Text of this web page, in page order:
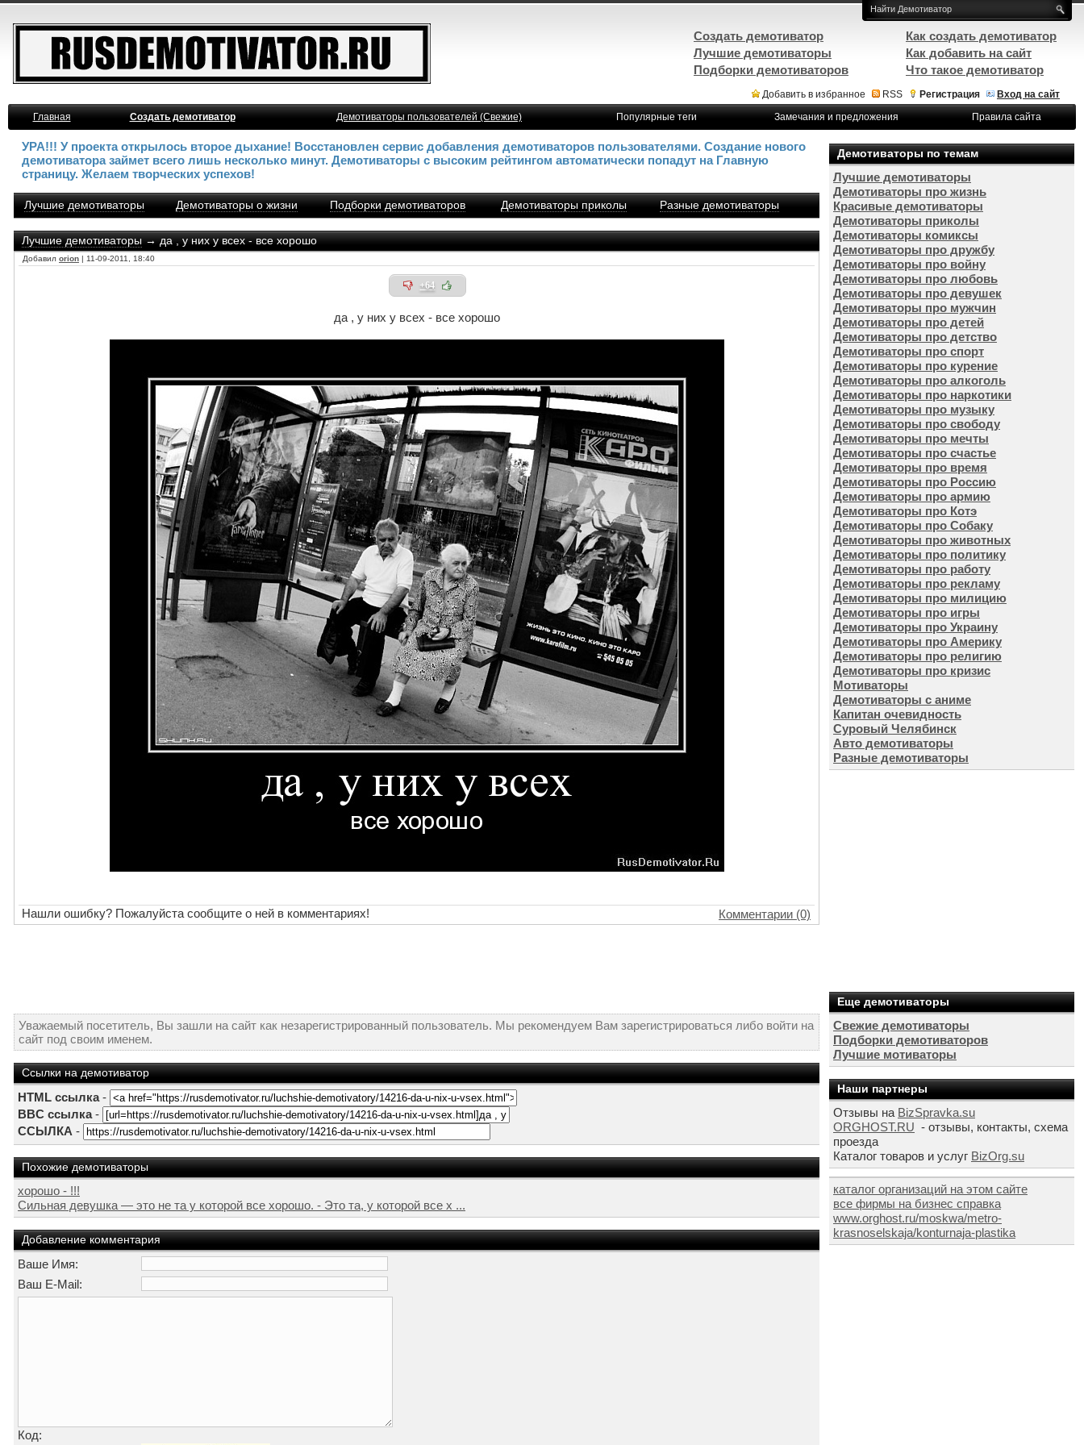
Добавить в избранное RSS Регистрация
Вход на сайт
Главная
Создать демотиватор Демотиваторы пользователей (Свежие) Популярные теги Замечания и предложения Правила сайта
УРА!!! У проекта открылось второе дыхание! Восстановлен сервис добавления демотиваторов пользователями. Создание нового
демотиватора займет всего лишь несколько минут. Демотиваторы с высоким рейтингом автоматически попадут на Главную
страницу. Желаем творческих успехов!
Лучшие демотиваторы Демотиваторы о жизни Подборки демотиваторов Демотиваторы приколы Разные демотиваторы
Лучшие демотиваторы→ да , у них у всех - все хорошо
Добавил orion | 11-09-2011, 18:40
+64
да , у них у всех - все хорошо
Нашли ошибку? Пожалуйста сообщите о ней в комментариях! Комментарии (0)
Уважаемый посетитель, Вы зашли на сайт как незарегистрированный пользователь. Мы рекомендуем Вам зарегистрироваться либо войти на
сайт под своим именем.
Ссылки на демотиватор
HTML ссылка-
BBC ссылка-
ССЫЛКА -
Похожие демотиваторы
хорошо - !!!
Сильная девушка — это не та у которой все хорошо. - Это та, у которой все х ...
Добавление комментария
Ваше Имя:
Ваш E-Mail:
Код:
Демотиваторы по темам
Лучшие демотиваторы
Демотиваторы про жизнь
Красивые демотиваторы
Демотиваторы приколы
Демотиваторы комиксы
Демотиваторы про дружбу
Демотиваторы про войну
Демотиваторы про любовь
Демотиваторы про девушек
Демотиваторы про мужчин
Демотиваторы про детей
Демотиваторы про детство
Демотиваторы про спорт
Демотиваторы про курение
Демотиваторы про алкоголь
Демотиваторы про наркотики
Демотиваторы про музыку
Демотиваторы про свободу
Демотиваторы про мечты
Демотиваторы про счастье
Демотиваторы про время
Демотиваторы про Россию
Демотиваторы про армию
Демотиваторы про Котэ
Демотиваторы про Собаку
Демотиваторы про животных
Демотиваторы про политику
Демотиваторы про работу
Демотиваторы про рекламу
Демотиваторы про милицию
Демотиваторы про игры
Демотиваторы про Украину
Демотиваторы про Америку
Демотиваторы про религию
Демотиваторы про кризис
Мотиваторы
Демотиваторы с аниме
Капитан очевидность
Суровый Челябинск
Авто демотиваторы
Разные демотиваторы
Еще демотиваторы
Свежие демотиваторы
Подборки демотиваторов
Лучшие мотиваторы
Наши партнеры
Отзывы на BizSpravka.su
ORGHOST.RU - отзывы, контакты, схема
проезда
Каталог товаров и услуг BizOrg.su
каталог организаций на этом сайте
все фирмы на бизнес справка
www.orghost.ru/moskwa/metro-
krasnoselskaja/konturnaja-plastika
Создать демотиватор
Лучшие демотиваторы
Подборки демотиваторов
Как создать демотиватор
Как добавить на сайт
Что такое демотиватор